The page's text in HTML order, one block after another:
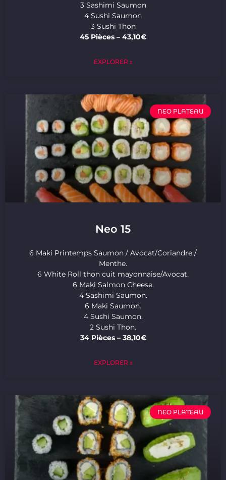
3 Sashimi Saumon
4 Sushi Saumon
3 Sushi Thon
45 Pièces – 43,10€
EXPLORER »
NEO PLATEAU
Neo 15
6 Maki Printemps Saumon / Avocat/Coriandre /
Menthe.
6 White Roll thon cuit mayonnaise/Avocat.
6 Maki Salmon Cheese.
4 Sashimi Saumon.
6 Maki Saumon.
4 Sushi Saumon.
2 Sushi Thon.
34 Pièces – 38,10€
EXPLORER »
NEO PLATEAU